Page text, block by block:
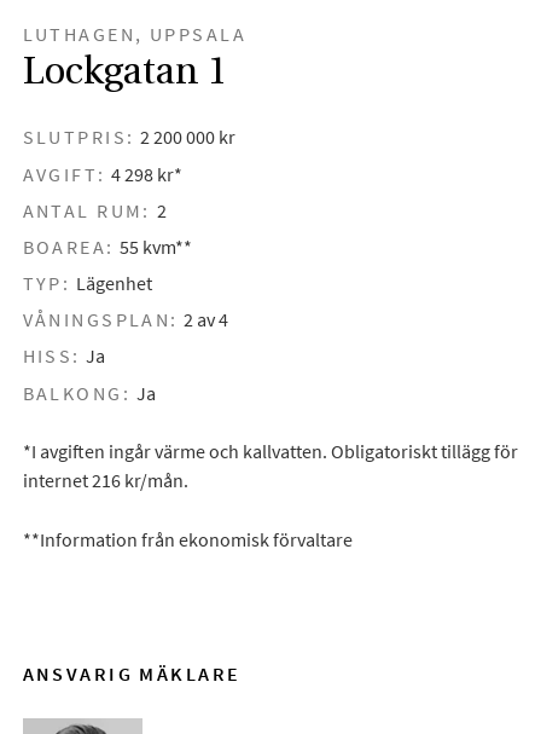
LUTHAGEN, UPPSALA
Lockgatan 1
SLUTPRIS: 2 200 000 kr
AVGIFT: 4 298 kr*
ANTAL RUM: 2
BOAREA: 55 kvm**
TYP: Lägenhet
VÅNINGSPLAN: 2 av 4
HISS: Ja
BALKONG: Ja
*I avgiften ingår värme och kallvatten. Obligatoriskt tillägg för
internet 216 kr/mån.
**Information från ekonomisk förvaltare
ANSVARIG MÄKLARE